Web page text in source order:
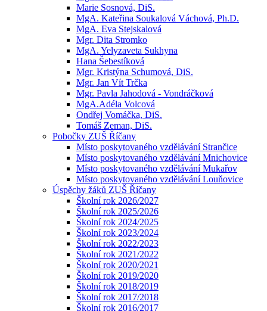
Marie Sosnová, DiS.
MgA. Kateřina Soukalová Váchová, Ph.D.
MgA. Eva Stejskalová
Mgr. Dita Stromko
MgA. Yelyzaveta Sukhyna
Hana Šebestíková
Mgr. Kristýna Schumová, DiS.
Mgr. Jan Vít Trčka
Mgr. Pavla Jahodová - Vondráčková
MgA.Adéla Volcová
Ondřej Vomáčka, DiS.
Tomáš Zeman, DiS.
Pobočky ZUŠ Říčany
Místo poskytovaného vzdělávání Strančice
Místo poskytovaného vzdělávání Mnichovice
Místo poskytovaného vzdělávání Mukařov
Místo poskytovaného vzdělávání Louňovice
Úspěchy žáků ZUŠ Říčany
Školní rok 2026/2027
Školní rok 2025/2026
Školní rok 2024/2025
Školní rok 2023/2024
Školní rok 2022/2023
Školní rok 2021/2022
Školní rok 2020/2021
Školní rok 2019/2020
Školní rok 2018/2019
Školní rok 2017/2018
Školní rok 2016/2017